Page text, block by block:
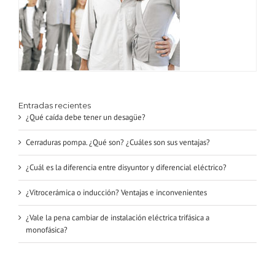
Entradas recientes
¿Qué caída debe tener un desagüe?
Cerraduras pompa. ¿Qué son? ¿Cuáles son sus ventajas?
¿Cuál es la diferencia entre disyuntor y diferencial eléctrico?
¿Vitrocerámica o inducción? Ventajas e inconvenientes
¿Vale la pena cambiar de instalación eléctrica trifásica a
monofásica?